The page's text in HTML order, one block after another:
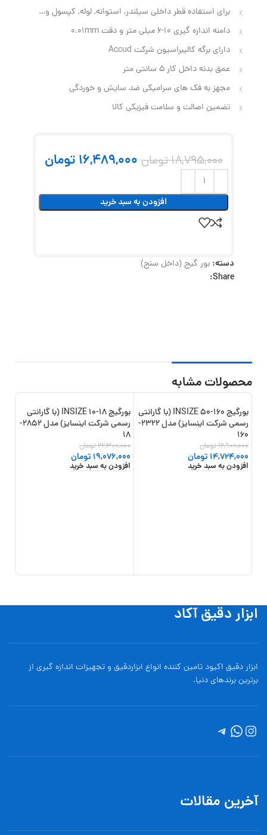
برای استفاده قطر داخلی سیلندر, استوانه, لوله, کپسول و…
دامنه اندازه گیری 10-6 میلی متر و دقت 0.01mm
دارای برگه کالیبراسیون شرکت Accud
عمق بدنه داخل کار 5 سانتی متر
مجهز به فک های سرامیکی ضد سایش و خوردگی
تضمین اصالت و سلامت فیزیکی کالا
18,795,000تومان 16,489,000 تومان
افزودن به سبد خرید
دسته: بور گیج (داخل سنج)
Share:
محصولات مشابه
-13%
بورگیج 160-50 INSIZE (با گارانتی
رسمی شرکت اینسایز) مدل 2322-
160
16,900,000تومان
14,724,000 تومان
افزودن به سبد خرید
-14%
بورگیج 18-10 INSIZE (با گارانتی
رسمی شرکت اینسایز) مدل 2852-
18
22,300,000تومان
19,076,000 تومان
افزودن به سبد خرید
ابزار دقیق آکاد
ابزار دقیق اکیود تامین کننده انواع ابزاردقيق و تجهيزات اندازه گیری از
برترین برندهای دنیا.
آخرین مقالات